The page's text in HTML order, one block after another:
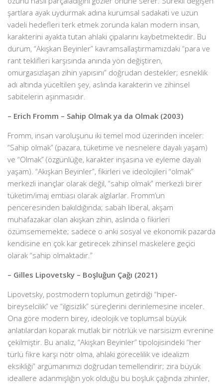
şartlara ayak uydurmak adına kurumsal sadakati ve uzun
vadeli hedefleri terk etmek zorunda kalan modern insan,
karakterini ayakta tutan ahlaki çıpalarını kaybetmektedir. Bu
durum, “Akışkan Beyinler” kavramsallaştırmamızdaki “para ve
rant teklifleri karşısında anında yön değiştiren,
omurgasızlaşan zihin yapısını” doğrudan destekler; esneklik
adı altında yüceltilen şey, aslında karakterin ve zihinsel
sabitelerin aşınmasıdır.
– Erich Fromm – Sahip Olmak ya da Olmak (2003)
Fromm, insan varoluşunu iki temel mod üzerinden inceler:
“Sahip olmak” (pazara, tüketime ve nesnelere dayalı yaşam)
ve “Olmak” (özgünlüğe, karakter inşasına ve eyleme dayalı
yaşam). “Akışkan Beyinler”, fikirleri ve ideolojileri “olmak”
merkezli inançlar olarak değil, “sahip olmak” merkezli birer
tüketim/imaj emtiası olarak algılarlar. Fromm’un
penceresinden bakıldığında; sabah liberal, akşam
muhafazakar olan akışkan zihin, aslında o fikirleri
özümsememekte; sadece o anki sosyal ve ekonomik pazarda
kendisine en çok kar getirecek zihinsel maskelere geçici
olarak “sahip olmaktadır.”
– Gilles Lipovetsky – Boşluğun Çağı (2021)
Lipovetsky, postmodern toplumun getirdiği “hiper-
bireyselcilik” ve “ilgisizlik” süreçlerini derinlemesine inceler.
Ona göre modern birey, ideolojik ve toplumsal büyük
anlatılardan koparak mutlak bir nötrlük ve narsisizm evrenine
çekilmiştir. Bu analiz, “Akışkan Beyinler” tipolojisindeki “her
türlü fikre karşı nötr olma, ahlaki görecelilik ve idealizm
eksikliği” argümanımızı doğrudan temellendirir; zira büyük
ideallere adanmışlığın yok olduğu bu boşluk çağında zihinler,